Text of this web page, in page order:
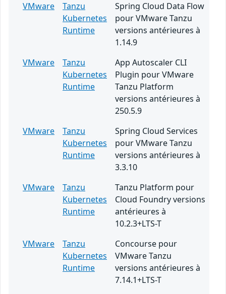
VMware
Tanzu
Kubernetes
Runtime
Spring Cloud Data Flow
pour VMware Tanzu
versions antérieures à
1.14.9
VMware
Tanzu
Kubernetes
Runtime
App Autoscaler CLI
Plugin pour VMware
Tanzu Platform
versions antérieures à
250.5.9
VMware
Tanzu
Kubernetes
Runtime
Spring Cloud Services
pour VMware Tanzu
versions antérieures à
3.3.10
VMware
Tanzu
Kubernetes
Runtime
Tanzu Platform pour
Cloud Foundry versions
antérieures à
10.2.3+LTS-T
VMware
Tanzu
Kubernetes
Runtime
Concourse pour
VMware Tanzu
versions antérieures à
7.14.1+LTS-T